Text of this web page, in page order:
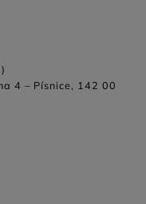
4 – Písnice, 142 00